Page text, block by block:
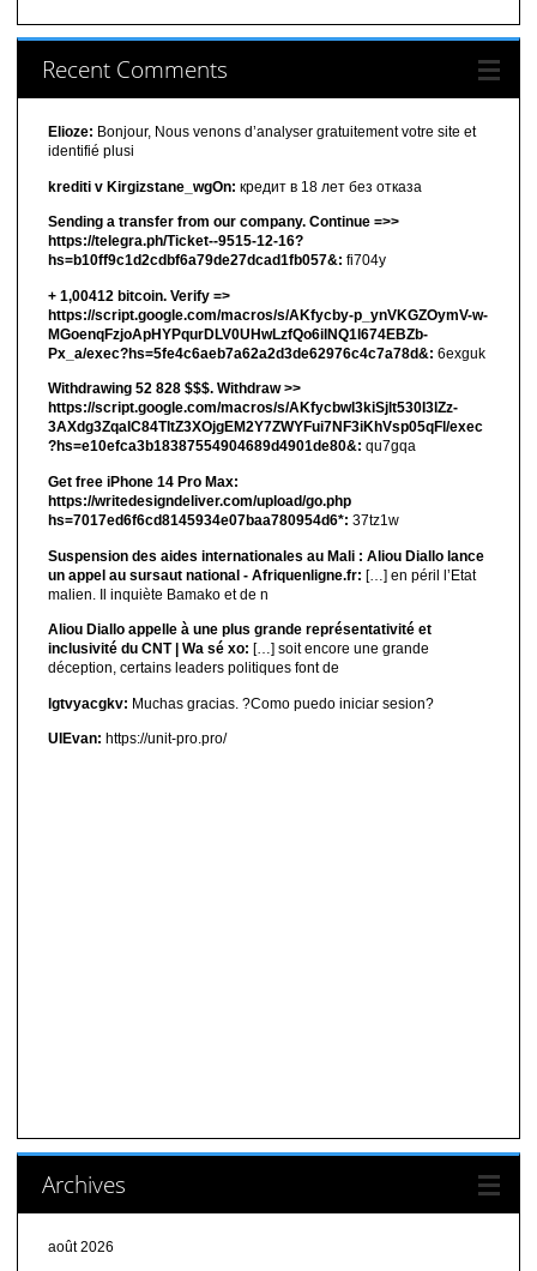
Recent Comments
Elioze: Bonjour, Nous venons d’analyser gratuitement votre site et
identifié plusi
krediti v Kirgizstane_wgOn: кредит в 18 лет без отказа
Sending a transfer from our company. Continue =>>
https://telegra.ph/Ticket--9515-12-16?
hs=b10ff9c1d2cdbf6a79de27dcad1fb057&: fi704y
+ 1,00412 bitсоin. Verify =>
https://script.google.com/macros/s/AKfycby-p_ynVKGZOymV-w-
MGoenqFzjoApHYPqurDLV0UHwLzfQo6ilNQ1l674EBZb-
Px_a/exec?hs=5fe4c6aeb7a62a2d3de62976c4c7a78d&: 6exguk
Withdrawing 52 828 $$$. Withdrаw >>
https://script.google.com/macros/s/AKfycbwl3kiSjlt530I3lZz-
3AXdg3ZqalC84TltZ3XOjgEM2Y7ZWYFui7NF3iKhVsp05qFl/exec
?hs=e10efca3b18387554904689d4901de80&: qu7gqa
Get free iPhone 14 Pro Max:
https://writedesigndeliver.com/upload/go.php
hs=7017ed6f6cd8145934e07baa780954d6*: 37tz1w
Suspension des aides internationales au Mali : Aliou Diallo lance
un appel au sursaut national - Afriquenligne.fr: […] en péril l’Etat
malien. Il inquiète Bamako et de n
Aliou Diallo appelle à une plus grande représentativité et
inclusivité du CNT | Wa sé xo: […] soit encore une grande
déception, certains leaders politiques font de
lgtvyacgkv: Muchas gracias. ?Como puedo iniciar sesion?
UIEvan: https://unit-pro.pro/
Archives
août 2026